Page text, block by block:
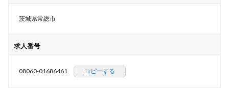
茨城県常総市
求人番号
08060-01686461 コピーする